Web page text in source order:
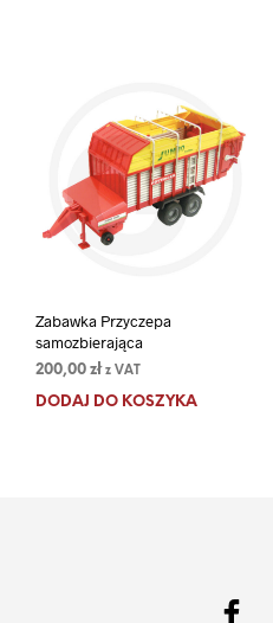
Zabawka Przyczepa
samozbierająca
200,00 zł z VAT
DODAJ DO KOSZYKA